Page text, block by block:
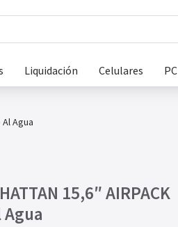
Liquidación Celulares PC
Al Agua
15,6″ AIRPACK